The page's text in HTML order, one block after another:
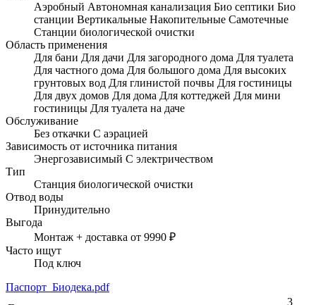
Аэробный Автономная канализация Био септики Био
станции Вертикальные Накопительные Самотечные
Станции биологической очистки
Область применения
Для бани Для дачи Для загородного дома Для туалета
Для частного дома Для большого дома Для высоких
грунтовых вод Для глинистой почвы Для гостиницы
Для двух домов Для дома Для коттеджей Для мини
гостиницы Для туалета на даче
Обслуживание
Без откачки С аэрацией
Зависимость от источника питания
Энергозависимый С электричеством
Тип
Станция биологической очистки
Отвод воды
Принудительно
Выгода
Монтаж + доставка от 9990 ₽
Часто ищут
Под ключ
Паспорт_Биодека.pdf
3